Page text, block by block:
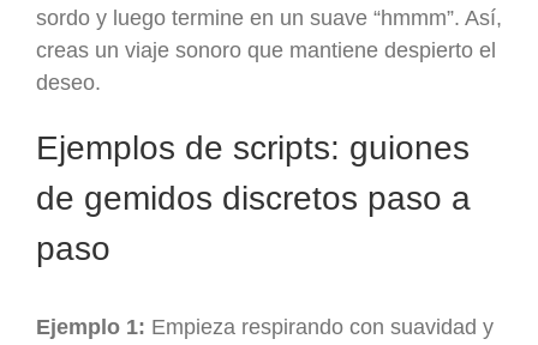
sordo y luego termine en un suave “hmmm”. Así,
creas un viaje sonoro que mantiene despierto el
deseo.
Ejemplos de scripts: guiones
de gemidos discretos paso a
paso
Ejemplo 1: Empieza respirando con suavidad y